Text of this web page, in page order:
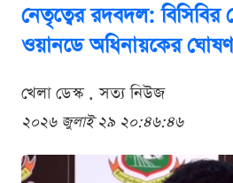
নেতৃত্বের রদবদল:
ওয়ানডে অধিনায়কের
খেলা ডেস্ক . সত্য নিউজ
২০২৬ জুলাই ২৯ ২০:৪৬:৪৬